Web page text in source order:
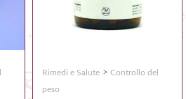
Rimedi e Salute > Controllo del
peso